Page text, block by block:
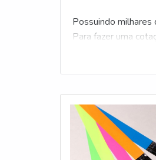
Possuindo
Para fazer uma